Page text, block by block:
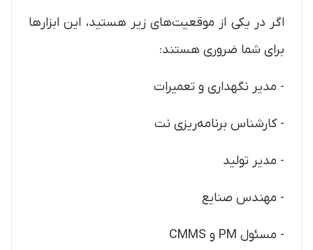
اگر در یکی از موقعیت‌های زیر هستید، این ابزارها
برای شما ضروری هستند:
- مدیر نگهداری و تعمیرات
- کارشناس برنامه‌ریزی نت
- مدیر تولید
- مهندس صنایع
- مسئول PM و CMMS